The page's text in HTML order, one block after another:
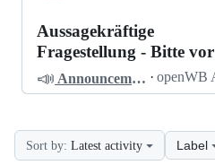
Discussions
Aussagekräftige
Fragestellung - Bitte vor
dem Posten lesen
📣 Announcements ·
Sort by: Latest activity Label